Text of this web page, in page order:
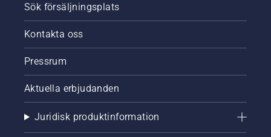
Sök försäljningsplats
Kontakta oss
Pressrum
Aktuella erbjudanden
Juridisk produktinformation